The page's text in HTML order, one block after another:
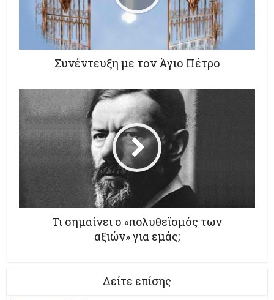
Συνέντευξη με τον Άγιο Πέτρο
Τι σημαίνει ο «πολυθεϊσμός των
αξιών» για εμάς;
Δείτε επίσης